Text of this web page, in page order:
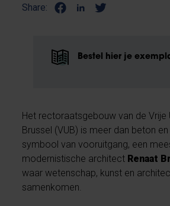
Share:
Bestel hier je
Het rectoraatsgebouw van de Vrije
Brussel (VUB) is meer dan beton
symbool van vooruitgang, een
modernistische architect Renaat
waar wetenschap, kunst en
samenkomen.